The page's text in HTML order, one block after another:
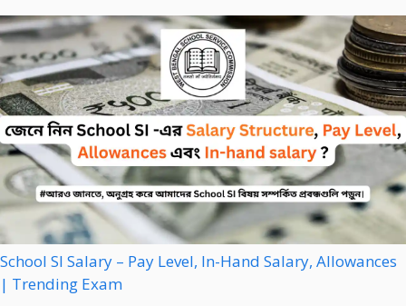
School SI Salary – Pay Level, In-Hand Salary, Allowances
| Trending Exam